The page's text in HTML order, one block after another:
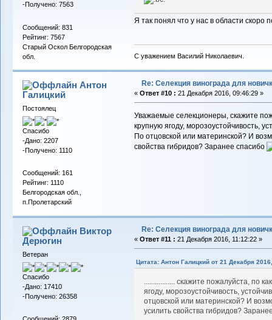
-Получено: 7563
Сообщений: 831
Рейтинг: 7567
Старый Оскол Белгородская
обл.
Я так понял что у нас в области скоро
С уважением Василий Николаевич.
Антон
Галицкий
Постоялец
Спасибо
-Дано: 2207
-Получено: 1110
Сообщений: 161
Рейтинг: 1110
Белгородская обл.,
п.Пролетарский
Re: Селекция винограда для
« Ответ #10 : 21 Декабря 2016, 09:46:29 »
Уважаемые селекционеры, скажите
крупную ягоду, морозоустойчивость,
По отцовской или материнской? И
свойства гибридов? Заранее спасибо
Виктор
Дерюгин
Ветеран
Спасибо
-Дано: 17410
-Получено: 26358
Re: Селекция винограда для
« Ответ #11 : 21 Декабря 2016, 11:12:22 »
Цитата: Антон Галицкий от 21 Декабря
................. скажите пожалуйста, по
ягоду, морозоустойчивость,
отцовской или материнской? И
усилить свойства гибридов?